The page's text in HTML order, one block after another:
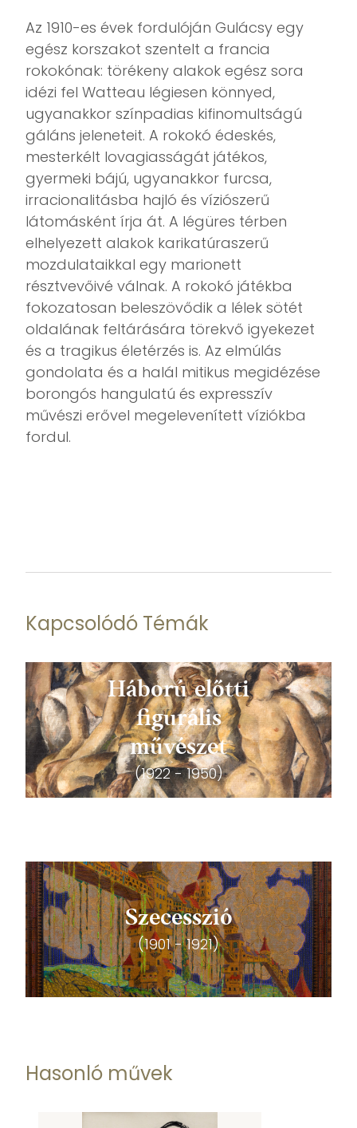
Az 1910-es évek fordulóján Gulácsy egy
egész korszakot szentelt a francia
rokokónak: törékeny alakok egész sora
idézi fel Watteau légiesen könnyed,
ugyanakkor színpadias kifinomultságú
gáláns jeleneteit. A rokokó édeskés,
mesterkélt lovagiasságát játékos,
gyermeki bájú, ugyanakkor furcsa,
irracionalitásba hajló és víziószerű
látomásként írja át. A légüres térben
elhelyezett alakok karikatúraszerű
mozdulataikkal egy marionett
résztvevőivé válnak. A rokokó játékba
fokozatosan beleszövődik a lélek sötét
oldalának feltárására törekvő igyekezet
és a tragikus életérzés is. Az elmúlás
gondolata és a halál mitikus megidézése
borongós hangulatú és expresszív
művészi erővel megelevenített víziókba
fordul.
Kapcsolódó Témák
Háború előtti
figurális
művészet
(1922 - 1950)
Szecesszió
(1901 - 1921)
Hasonló művek